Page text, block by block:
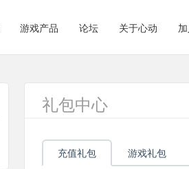
游戏产品 论坛 关于心动
礼包中心
充值礼包 游戏礼包